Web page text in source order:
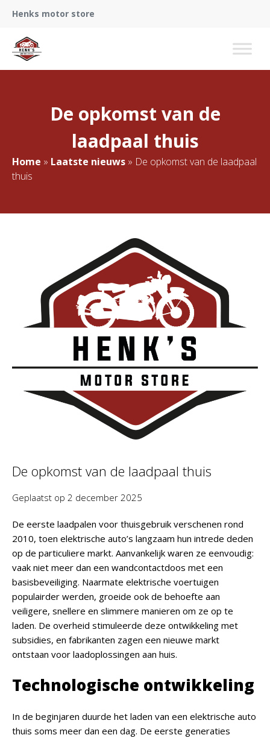
Henks motor store
De opkomst van de
laadpaal thuis
Home » Laatste nieuws » De opkomst van de laadpaal
thuis
De opkomst van de laadpaal thuis
Geplaatst op 2 december 2025
De eerste laadpalen voor thuisgebruik verschenen rond
2010, toen elektrische auto’s langzaam hun intrede deden
op de particuliere markt. Aanvankelijk waren ze eenvoudig:
vaak niet meer dan een wandcontactdoos met een
basisbeveiliging. Naarmate elektrische voertuigen
populairder werden, groeide ook de behoefte aan
veiligere, snellere en slimmere manieren om ze op te
laden. De overheid stimuleerde deze ontwikkeling met
subsidies, en fabrikanten zagen een nieuwe markt
ontstaan voor laadoplossingen aan huis.
Technologische ontwikkeling
In de beginjaren duurde het laden van een elektrische auto
thuis soms meer dan een dag. De eerste generaties